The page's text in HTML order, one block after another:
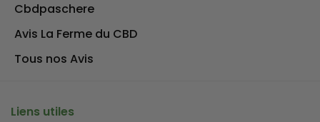
Liens utiles
Cbdpaschere
Avis La Ferme du CBD
Tous nos Avis